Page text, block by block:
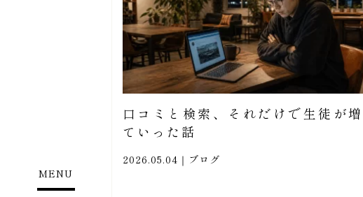
MENU
口コミと検索、それだけで生徒が
ていった話
2026.05.04｜ ブログ